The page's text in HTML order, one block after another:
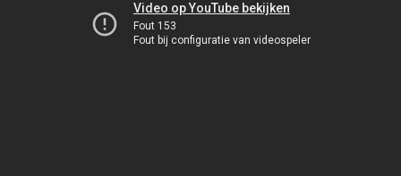
Video op YouTube bekijken
Fout 153
Fout bij configuratie van videospeler